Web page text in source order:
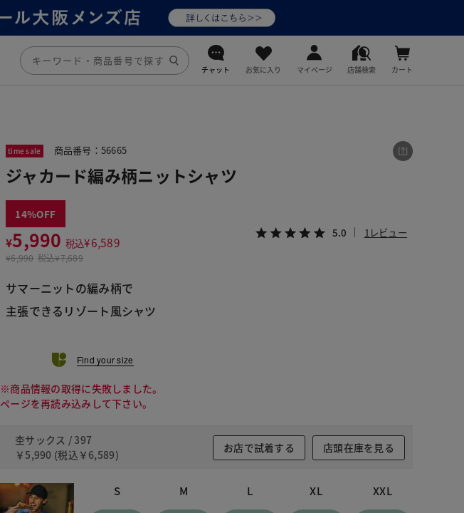
チャット お気に入り マイページ 店舗検索 カート
time sale 商品番号：56665
ジャカード編み柄ニットシャツ
14
¥5,990 税込¥6,589
¥6,990 税込¥7,689
5.0 1レビュー
サマーニットの編み柄で
主張できるリゾート風シャツ
Find your size
※商品情報の取得に失敗しました。
ページを再読み込みして下さい。
杢サックス / 397
￥5,990 (税込 ￥6,589)
お店で試着する 店頭在庫を見る
S M L XL XXL